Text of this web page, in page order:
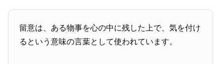
留意は、ある物事を心の中に残した上で、気を付け
るという意味の言葉として使われています。